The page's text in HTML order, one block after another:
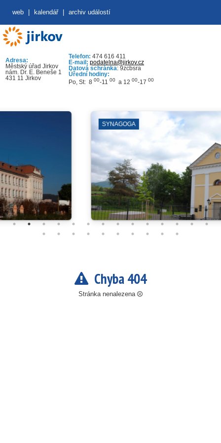
web kalendář archiv událostí
Adresa:
Městský úřad Jirkov
nám. Dr. E. Beneše 1
431 11 Jirkov
Telefon: 474 616 411
E-mail: podatelna@jirkov.cz
Datová schránka: 9zcbsra
Úřední hodiny:
Po, St: 8 00-11 00 a 12 00-17 00
Chyba 404
Stránka nenalezena